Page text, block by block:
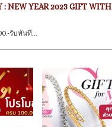
: NEW YEAR 2023 GIFT WITH
รับทันที…